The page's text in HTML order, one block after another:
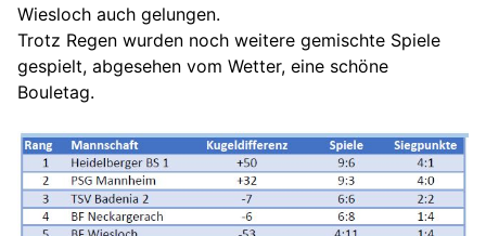
Wiesloch auch gelungen.
Trotz Regen wurden noch weitere gemischte Spiele
gespielt, abgesehen vom Wetter, eine schöne
Bouletag.